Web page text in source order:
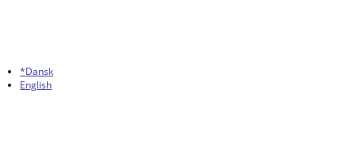
*Dansk
English